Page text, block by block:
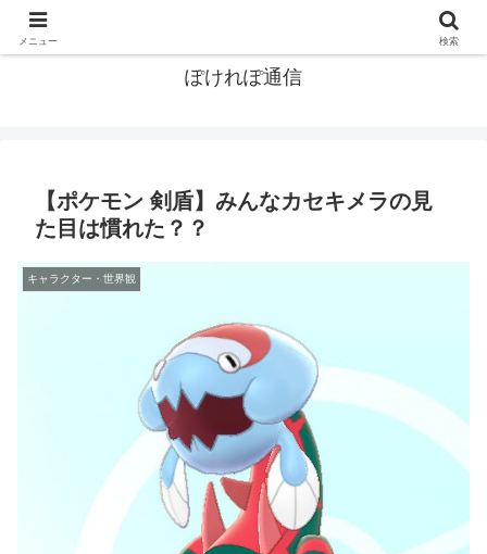
ぽけれぽ通信
【ポケモン 剣盾】みんなカセキメラの見
た目は慣れた？？
キャラクター・世界観
メニュー 検索